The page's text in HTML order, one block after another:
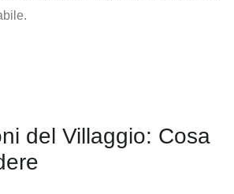
del Villaggio: Cosa